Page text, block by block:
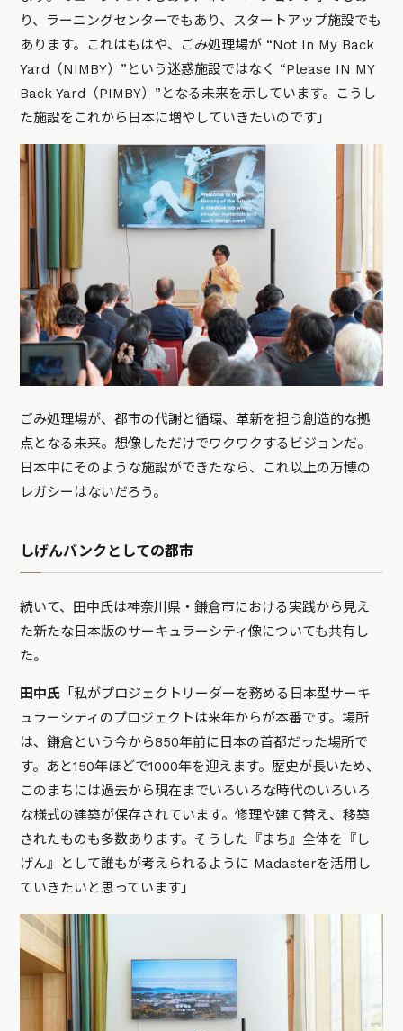
り、ラーニングセンターでもあり、スタートアップ施設でも
あります。これはもはや、ごみ処理場が “Not In My Back
Yard（NIMBY）”という迷惑施設ではなく “Please IN MY
Back Yard（PIMBY）”となる未来を示しています。こうし
た施設をこれから日本に増やしていきたいのです」
ごみ処理場が、都市の代謝と循環、革新を担う創造的な拠
点となる未来。想像しただけでワクワクするビジョンだ。
日本中にそのような施設ができたなら、これ以上の万博の
レガシーはないだろう。
しげんバンクとしての都市
続いて、田中氏は神奈川県・鎌倉市における実践から見え
た新たな日本版のサーキュラーシティ像についても共有し
た。
田中氏 「私がプロジェクトリーダーを務める日本型サーキ
ュラーシティのプロジェクトは来年からが本番です。場所
は、鎌倉という今から850年前に日本の首都だった場所で
す。あと150年ほどで1000年を迎えます。歴史が長いため、
このまちには過去から現在までいろいろな時代のいろいろ
な様式の建築が保存されています。修理や建て替え、移築
されたものも多数あります。そうした『まち』全体を『し
げん』として誰もが考えられるように Madasterを活用し
ていきたいと思っています」